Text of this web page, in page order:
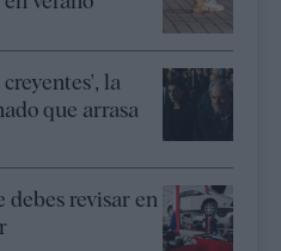
la
que arrasa
debes revisar en